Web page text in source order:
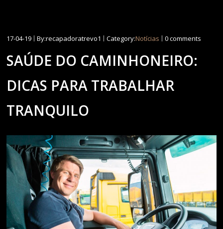
17-04-19 By:recapadoratrevo1 Category:Notícias 0 comments
SAÚDE DO CAMINHONEIRO:
DICAS PARA TRABALHAR
TRANQUILO